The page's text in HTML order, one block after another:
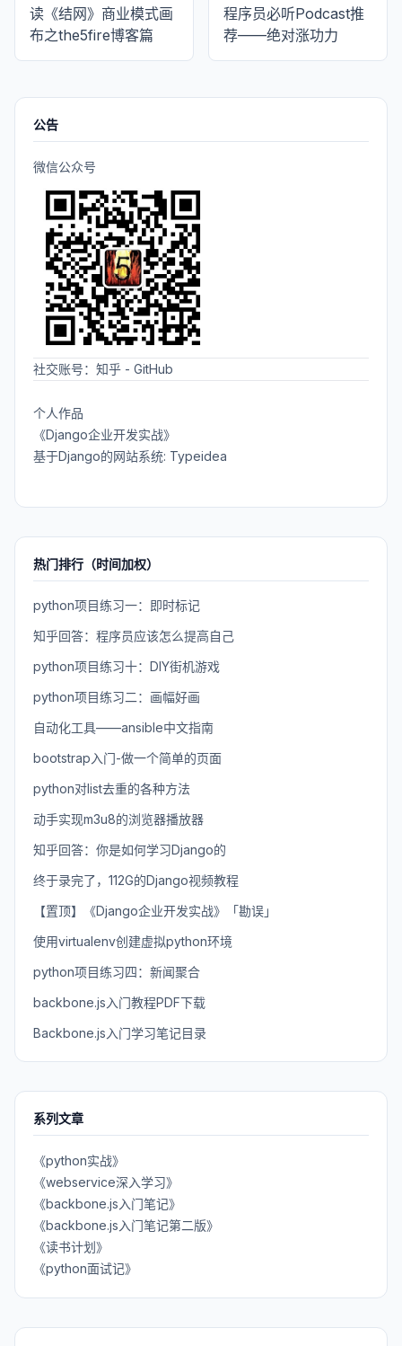
读《结网》商业模式画
布之the5fire博客篇
程序员必听Podcast推
荐——绝对涨功力
公告
微信公众号
社交账号： 知乎 - GitHub
个人作品
《Django企业开发实战》
基于Django的网站系统: Typeidea
热门排行（时间加权）
python项目练习一：即时标记
知乎回答：程序员应该怎么提高自己
python项目练习十：DIY街机游戏
python项目练习二：画幅好画
自动化工具——ansible中文指南
bootstrap入门-做一个简单的页面
python对list去重的各种方法
动手实现m3u8的浏览器播放器
知乎回答：你是如何学习Django的
终于录完了，112G的Django视频教程
【置顶】《Django企业开发实战》「勘误」
使用virtualenv创建虚拟python环境
python项目练习四：新闻聚合
backbone.js入门教程PDF下载
Backbone.js入门学习笔记目录
系列文章
《python实战》
《webservice深入学习》
《backbone.js入门笔记》
《backbone.js入门笔记第二版》
《读书计划》
《python面试记》